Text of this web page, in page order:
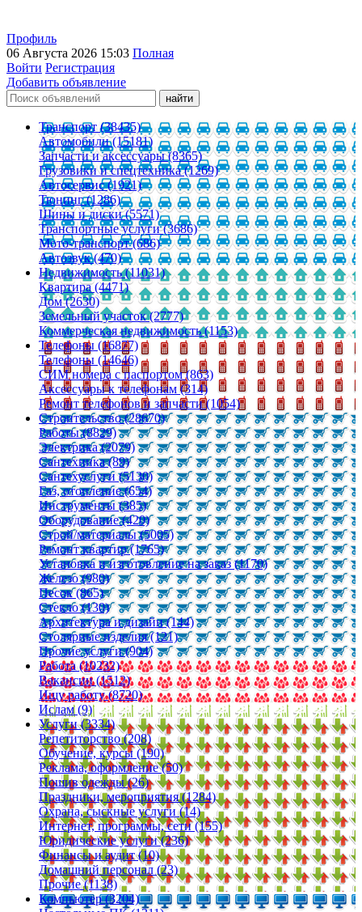
Профиль
06 Августа 2026 15:03 Полная
Войти Регистрация
Добавить объявление
Транспорт (38435)
Автомобили (15181)
Запчасти и аксессуары (8365)
Грузовики и спецтехника (1269)
Автосервис (1921)
Тюнинг (1286)
Шины и диски (5571)
Транспортные услуги (3686)
Мото-транспорт (686)
Автозвук (470)
Недвижимость (11031)
Квартира (4471)
Дом (2630)
Земельный участок (2777)
Коммерческая недвижимость (1153)
Телефоны (16877)
Телефоны (14646)
СИМ номера с паспортом (863)
Аксессуары к телефонам (314)
Ремонт телефонов и запчасти (1054)
Строительство (28670)
Работы (8829)
Электрика (2079)
Сантехника (89)
Сантехуслуги (5130)
Газ, отопление (654)
Инструменты (385)
Оборудование (420)
Строй/материалы (5005)
Ремонт квартир (1765)
Установка и изготовление на заказ (1170)
Железо (980)
Песок (865)
Стекло (130)
Архитектура и дизайн (144)
Столярные изделия (121)
Прочие услуги (904)
Работа (10232)
Вакансии (1512)
Ищу работу (8720)
Ислам (9)
Услуги (3334)
Репетиторство (208)
Обучение, курсы (190)
Реклама, оформление (50)
Пошив одежды (26)
Праздники, мероприятия (1284)
Охрана, сыскные услуги (14)
Интернет, программы, сети (155)
Юридические услуги (236)
Финансы и аудит (10)
Домашний персонал (23)
Прочие (1138)
Компьютер (3204)